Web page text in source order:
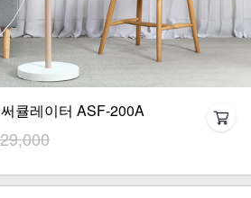
어건+청소기 iLAB-WBT